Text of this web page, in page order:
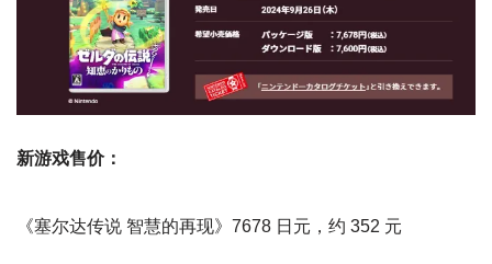
新游戏售价：
《塞尔达传说 智慧的再现》7678 日元，约 352 元